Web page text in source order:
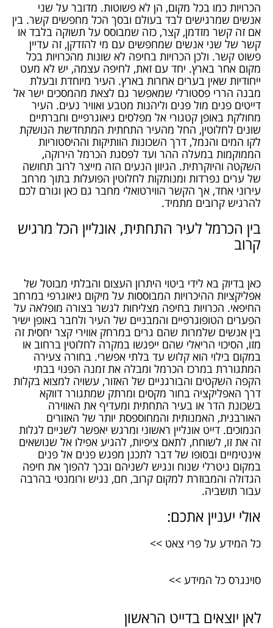
הכרויות כמו בכל מקום, הן לא פשוטות. מדובר על שני
אנשים שמרגישים לבד בעולם ובסך הכל מחפשים קשר. בין
אם זה קשר מזדמן, קצר, כזה שמבוסס על תשוקה בלבד או
קשר של שני אנשים שמחפשים עם מי להזדקן, זה עדיין
פשוט קשר. ולכן הכרויות בחיפה לא שונות מהכרויות בכל
מקום אחר בארץ. יחד עם זאת, לחיפה עצמה, יש לא מעט
ייחודיות שאין בערים אחרות בארץ. העיר מיוחדת ובעלת
מבנה הררי פסטורלי שמאפשר גם לצאת מהמסכים ישר אל
דייטים פנים מול פנים וליהנות מטבע ואוויר נעים. העיר
מחולקת באופן קטגורי אל מפלסים גיאוגרפיים וחברתיים
שונים לחלוטין, החל מהעיר התחתית המתחדשת הנושקת
לקו המים והנמל, דרך השכונות הוותיקות וההיסטוריות
הממוקמות במעלה ההר ועד לפסגת הכרמל הירוקה,
השקטה והיוקרתית. הגיוון הנעים הזה מייצר לרוב תחושה
של ערים נפרדות ומנותקות לחלוטין הפועלות בתוך מרחב
עירוני אחד, אך הקשר הווירטואלי מחבר גם כאן וגורם לכם
להרגיש קרובים מתמיד.
בין הכרמל לעיר התחתית, אונליין הכל מרגיש
קרוב
כאן בדיוק בא לידי ביטוי היתרון העצום והבלתי מבוטל של
אפליקציות ההיכרויות המבוססות על מיקום גיאוגרפי במרחב
החיפאי. הכרויות בחיפה מצליחות לגשר בצורה מופלאה על
הפערים הטופוגרפיים והמבניים של העיר ולחבר באופן ישיר
בין אנשים שלמרות שהם גרים במרחק אווירי קצר יחסית זה
מזו, הסיכוי הריאלי שהם ייפגשו במקרה לחלוטין ברחוב או
במקום בילוי הוא קלוש עד בלתי אפשרי. בחורה צעירה
המתגוררת במרכז הכרמל ומבלה את זמנה הפנוי בבתי
הקפה השקטים והבורגניים של האזור, עשויה למצוא בקלות
דרך האפליקציה בחור מקסים ומרתק שמתגורר דווקא
בשכונת הדר או בעיר התחתית ומעדיף את האווירה
האורבנית, האמנותית והמחוספסת יותר של האזורים
הנמוכים. דייט אונליין ראשוני ומרגש יאפשר לשניים לגלות
זה את זו, לשוחח, לתאם ציפיות, להגיע אפילו אל שנושאים
אינטימיים ובסופו של דבר לתכנן מפגש פנים אל פנים
במקום ניטרלי שנוח ונגיש לשניהם ובכך להפוך את חיפה
הגדולה והמבוזרת למקום קרוב, חם, נגיש ורומנטי בהרבה
עבור תושביה.
אולי יעניין אתכם:
כל המידע על פרי צאט >>
סוינגרס כל המידע >>
לאן יוצאים בדייט הראשון